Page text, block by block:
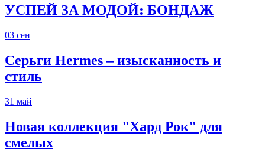
УСПЕЙ ЗА МОДОЙ: БОНДАЖ
03 сен
Серьги Hermes – изысканность и
стиль
31 май
Новая коллекция "Хард Рок" для
смелых